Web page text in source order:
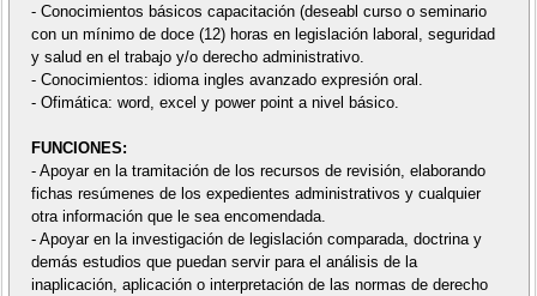
- Conocimientos básicos capacitación (deseabl curso o seminario
con un mínimo de doce (12) horas en legislación laboral, seguridad
y salud en el trabajo y/o derecho administrativo.
- Conocimientos: idioma ingles avanzado expresión oral.
- Ofimática: word, excel y power point a nivel básico.
FUNCIONES:
- Apoyar en la tramitación de los recursos de revisión, elaborando
fichas resúmenes de los expedientes administrativos y cualquier
otra información que le sea encomendada.
- Apoyar en la investigación de legislación comparada, doctrina y
demás estudios que puedan servir para el análisis de la
inaplicación, aplicación o interpretación de las normas de derecho